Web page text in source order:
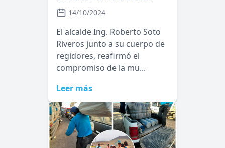
14/10/2024
El alcalde Ing. Roberto Soto
Riveros junto a su cuerpo de
regidores, reafirmó el
compromiso de la mu...
Leer más